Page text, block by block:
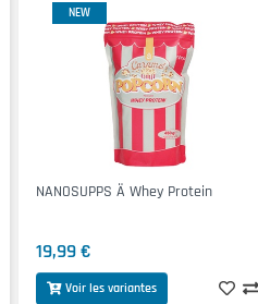
NEW
NANOSUPPS Ä Whey Protein
19,99 €
Voir les variantes